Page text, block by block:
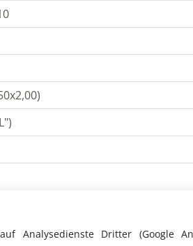
Analysedienste Dritter (Google